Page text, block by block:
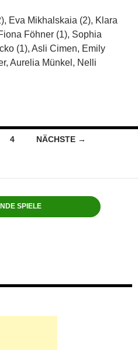
Eva Mikhalskaia (2), Klara
Föhner (1), Sophia
(1), Asli Cimen, Emily
Aurelia Münkel, Nelli
4 NÄCHSTE →
SPIELE